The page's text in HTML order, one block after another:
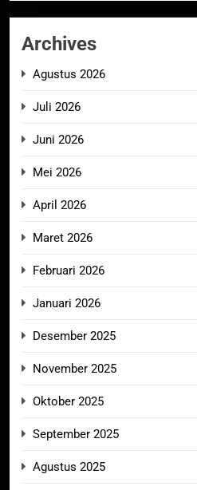
Archives
Agustus 2026
Juli 2026
Juni 2026
Mei 2026
April 2026
Maret 2026
Februari 2026
Januari 2026
Desember 2025
November 2025
Oktober 2025
September 2025
Agustus 2025